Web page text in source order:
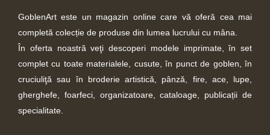
GoblenArt este un magazin online care vă oferă cea mai
completă colecție de produse din lumea lucrului cu mâna.
În oferta noastră veţi descoperi modele imprimate, în set
complet cu toate materialele, cusute, în punct de goblen, în
cruciuliţă sau în broderie artistică, pânză, fire, ace, lupe,
gherghefe, foarfeci, organizatoare, cataloage, publicații de
specialitate.